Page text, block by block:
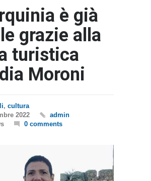
è già
grazie alla
turistica
Moroni
, cultura
2022
admin
0 comments